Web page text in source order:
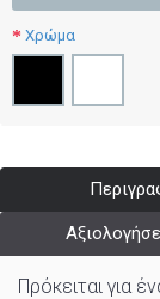
Χρώμα
Πρόκειται για